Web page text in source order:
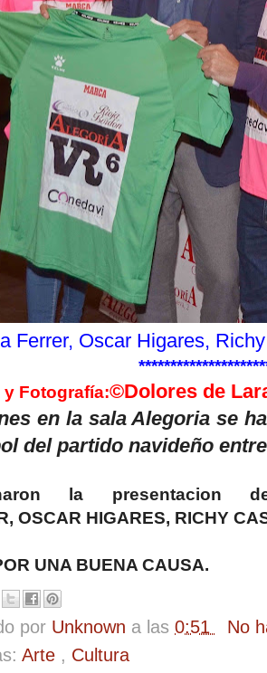
Ferrer, Oscar Higares,
y Fotografía:©Dolores de
en la sala Alegoria se
del partido navideño
la presentacion
OSCAR HIGARES, RICHY
UNA BUENA CAUSA.
por Unknown a las 0:51
No
Arte , Cultura